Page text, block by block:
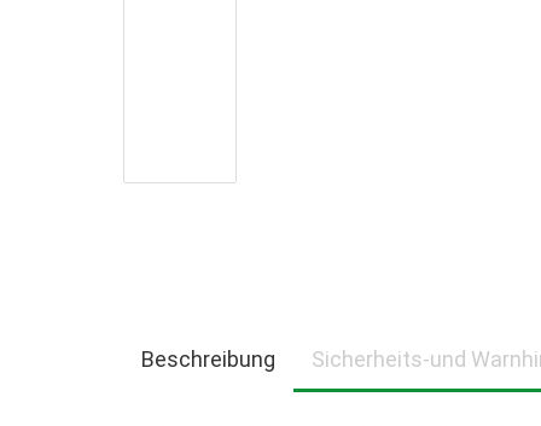
SCHLEIFMITTEL, SCHLEIFBÄNDER-, BLÄTTER-,
WERKSTATTEINRICHTUNGEN, PRESSEN,
Beschreibung Sicherheits-und